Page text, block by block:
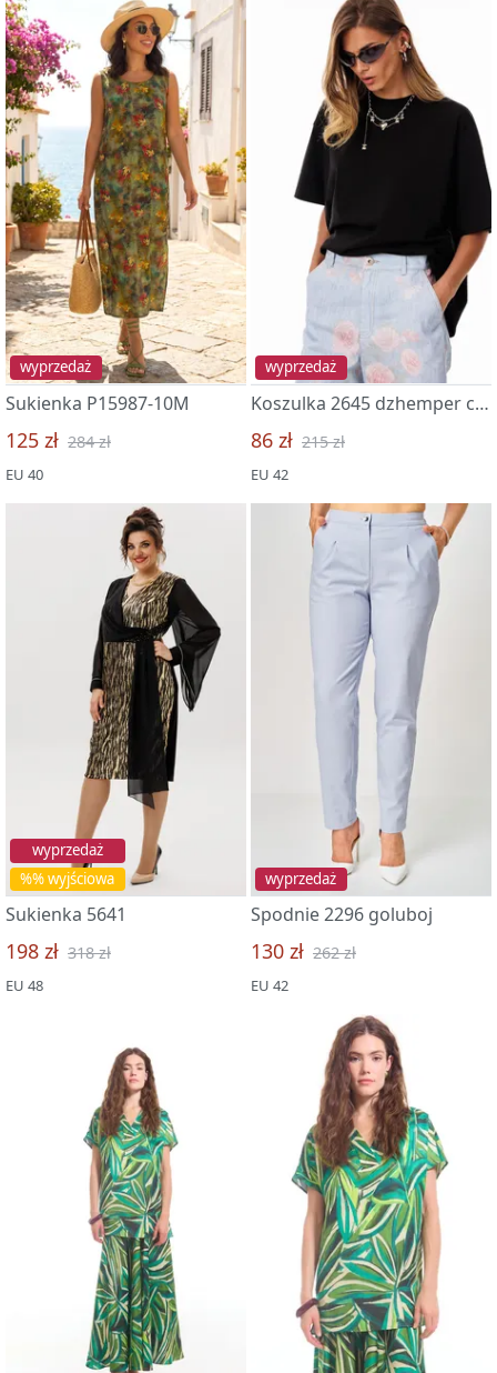
wyprzedaż
Sukienka P15987-10M
125 zł 284 zł
EU 40
wyprzedaż
Koszulka 2645 dzhemper chern
86 zł 215 zł
EU 42
%% wyjściowa
wyprzedaż
Sukienka 5641
198 zł 318 zł
EU 48
wyprzedaż
Spodnie 2296 goluboj
130 zł 262 zł
EU 42